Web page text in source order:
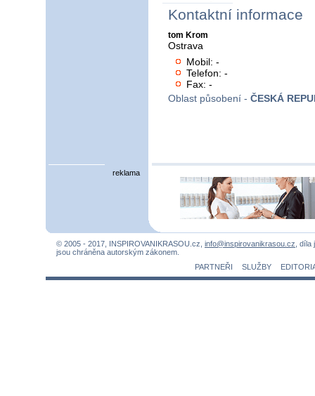
Kontaktní informace
tom Krom
Ostrava
Mobil: -
Telefon: -
Fax: -
Oblast působení - ČESKÁ
reklama
© 2005 - 2017, INSPIROVANIKRASOU.cz, info@inspirovanikrasou.cz ,
jsou chráněna autorským zákonem.
PARTNEŘI
SLUŽBY